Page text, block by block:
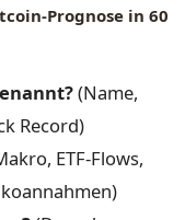
Prognose in 60
(Name,
Record)
ETF-Flows,